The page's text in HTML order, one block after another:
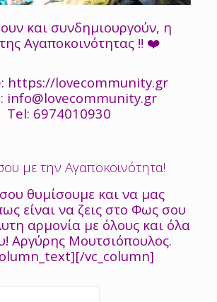
και συνδημιουργούν, η
Αγαποκοινότητας ‼️ ❤️
https://lovecommunity.gr
info@lovecommunity.gr
Tel: 6974010930
με την Αγαποκοινότητα!
θυμίσουμε και να μας
είναι να ζεις στο Φως σου
αρμονία με όλους και όλα
Αργύρης Μουτσιόπουλος.
vc_column]